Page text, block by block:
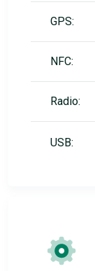
GPS:
NFC:
Radio:
USB: